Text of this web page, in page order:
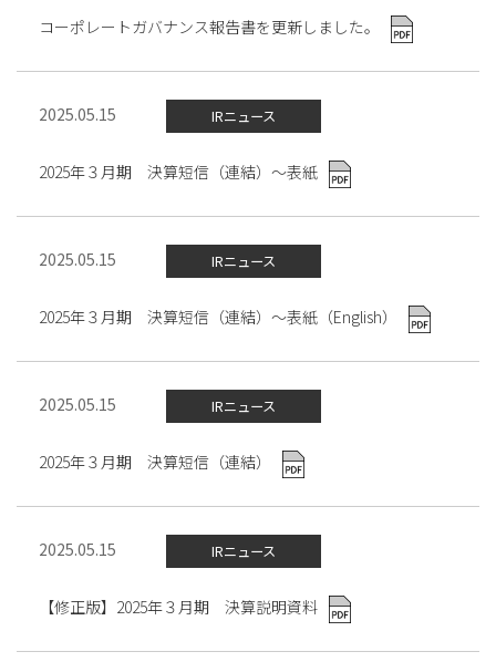
コーポレートガバナンス報告書を更新しました。
2025.05.15 IRニュース
2025年３月期 決算短信（連結）～表紙
2025.05.15 IRニュース
2025年３月期 決算短信（連結）～表紙（English）
2025.05.15 IRニュース
2025年３月期 決算短信（連結）
2025.05.15 IRニュース
【修正版】2025年３月期 決算説明資料